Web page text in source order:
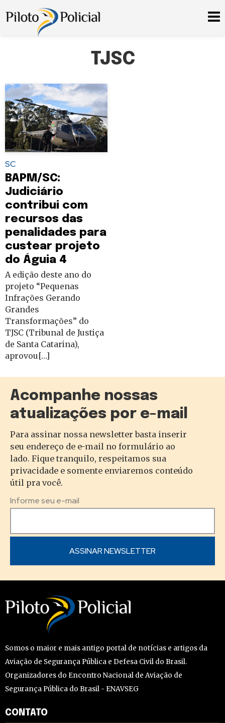
TJSC
SC
BAPM/SC:
Judiciário
contribui com
recursos das
penalidades para
custear projeto
do Águia 4
A edição deste ano do
projeto “Pequenas
Infrações Gerando
Grandes
Transformações” do
TJSC (Tribunal de Justiça
de Santa Catarina),
aprovou[…]
Acompanhe nossas
atualizações por e-mail
Para assinar nossa newsletter basta inserir
seu endereço de e-mail no formulário ao
lado. Fique tranquilo, respeitamos sua
privacidade e somente enviaremos conteúdo
útil pra você.
Informe seu e-mail
Somos o maior e mais antigo portal de notícias e artigos da
Aviação de Segurança Pública e Defesa Civil do Brasil.
Organizadores do Encontro Nacional de Aviação de
Segurança Pública do Brasil - ENAVSEG
CONTATO